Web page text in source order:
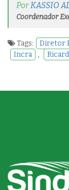
PorKASSIO
Coordenador
Tags: Diretor
Incra
,